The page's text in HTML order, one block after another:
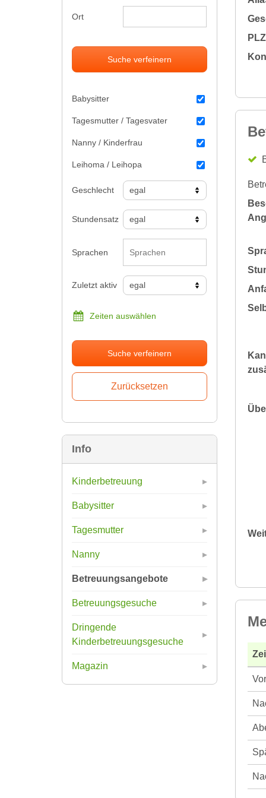
Ort
Suche verfeinern
Babysitter
Tagesmutter / Tagesvater
Nanny / Kinderfrau
Leihoma / Leihopa
Geschlecht
Stundensatz
Sprachen
Zuletzt aktiv
Zeiten auswählen
Suche verfeinern
Info
Kinderbetreuung
Babysitter
Tagesmutter
Nanny
Betreuungsangebote
Betreuungsgesuche
Dringende
Kinderbetreuungsgesuche
Magazin